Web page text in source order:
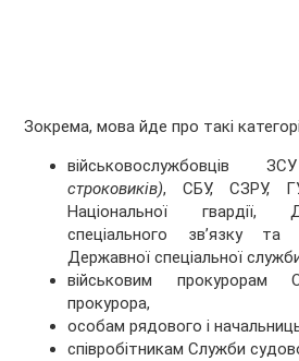
Зокрема, мова йде про такі
військовослужбовців
строковиків), СБУ, СЗРУ,
Національної гвардії,
спеціального зв’язку та
Державної спеціальної
військовим прокурорам
прокурора,
особам рядового і
співробітникам Служби